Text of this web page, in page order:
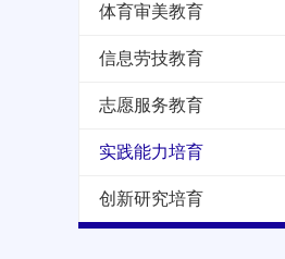
体育审美教育
信息劳技教育
志愿服务教育
实践能力培育
创新研究培育